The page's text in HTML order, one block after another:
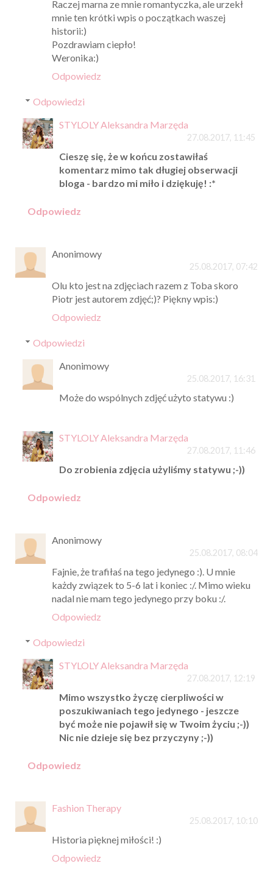
Raczej marna ze mnie romantyczka, ale urzekł
mnie ten krótki wpis o początkach waszej
historii:)
Pozdrawiam ciepło!
Weronika:)
Odpowiedz
Odpowiedzi
STYLOLY Aleksandra Marzęda
27.08.2017, 11:45
Cieszę się, że w końcu zostawiłaś
komentarz mimo tak długiej obserwacji
bloga - bardzo mi miło i dziękuję! :*
Odpowiedz
Anonimowy
25.08.2017, 07:42
Olu kto jest na zdjęciach razem z Toba skoro
Piotr jest autorem zdjęć;)? Piękny wpis:)
Odpowiedz
Odpowiedzi
Anonimowy
25.08.2017, 16:31
Może do wspólnych zdjęć użyto statywu :)
STYLOLY Aleksandra Marzęda
27.08.2017, 11:46
Do zrobienia zdjęcia użyliśmy statywu ;-))
Odpowiedz
Anonimowy
25.08.2017, 08:04
Fajnie, że trafiłaś na tego jedynego :). U mnie
każdy związek to 5-6 lat i koniec :/. Mimo wieku
nadal nie mam tego jedynego przy boku :/.
Odpowiedz
Odpowiedzi
STYLOLY Aleksandra Marzęda
27.08.2017, 12:19
Mimo wszystko życzę cierpliwości w
poszukiwaniach tego jedynego - jeszcze
być może nie pojawił się w Twoim życiu ;-))
Nic nie dzieje się bez przyczyny ;-))
Odpowiedz
Fashion Therapy
25.08.2017, 10:10
Historia pięknej miłości! :)
Odpowiedz